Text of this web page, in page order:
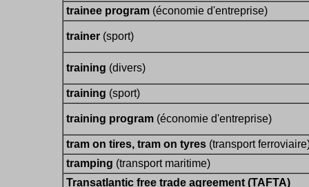
trainee program (économie d'entreprise)
trainer (sport)
training (divers)
training (sport)
training program (économie d'entreprise)
tram on tires, tram on tyres (transport
tramping (transport maritime)
Transatlantic free trade agreement (TAFTA)